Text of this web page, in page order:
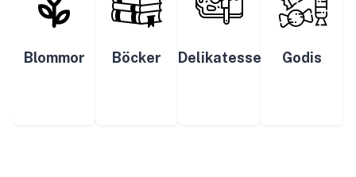
Blommor Böcker Delikatesser Godis